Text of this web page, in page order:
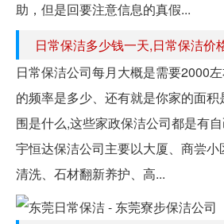
助，但是回要注意信息的真假...
日常保洁多少钱一天,日常保洁价
日常保洁公司每月大概是需要2000
的频率是多少、还有就是你家的面
围是什么,这些家政保洁公司都是有
宇恒达保洁公司主要以大厦、商尝
清洗、石材翻新养护、高...